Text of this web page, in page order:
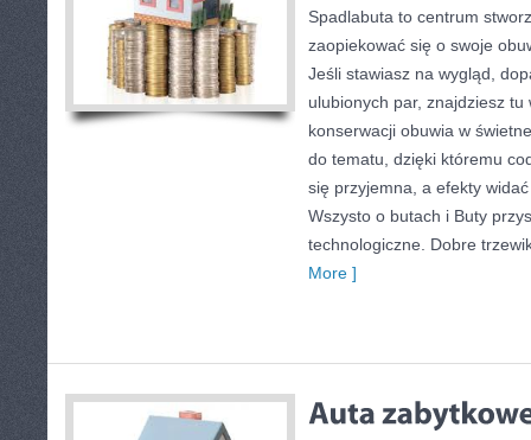
Spadlabuta to centrum
zaopiekować się o swoje
Jeśli stawiasz na wygląd,
ulubionych par, znajdziesz
konserwacji obuwia w
do tematu, dzięki któremu
się przyjemna, a efekty
Wszysto o butach i Buty
technologiczne. Dobre
More ]